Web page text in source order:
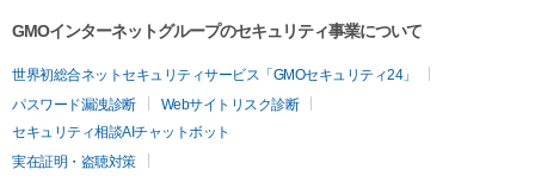
GMOインターネットグループのセキュリティ事業について
世界初総合ネットセキュリティサービス「GMOセキュリティ24」
パスワード漏洩診断
Webサイトリスク診断
セキュリティ相談AIチャットボット
実在証明・盗聴対策